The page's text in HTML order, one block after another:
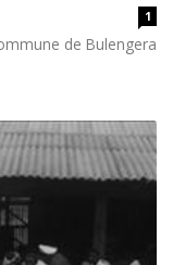
1
de Bulengera